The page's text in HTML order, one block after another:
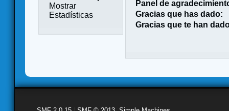
Mostrar
Estadísticas
Panel de
Gracias que has dado:
Gracias que te han